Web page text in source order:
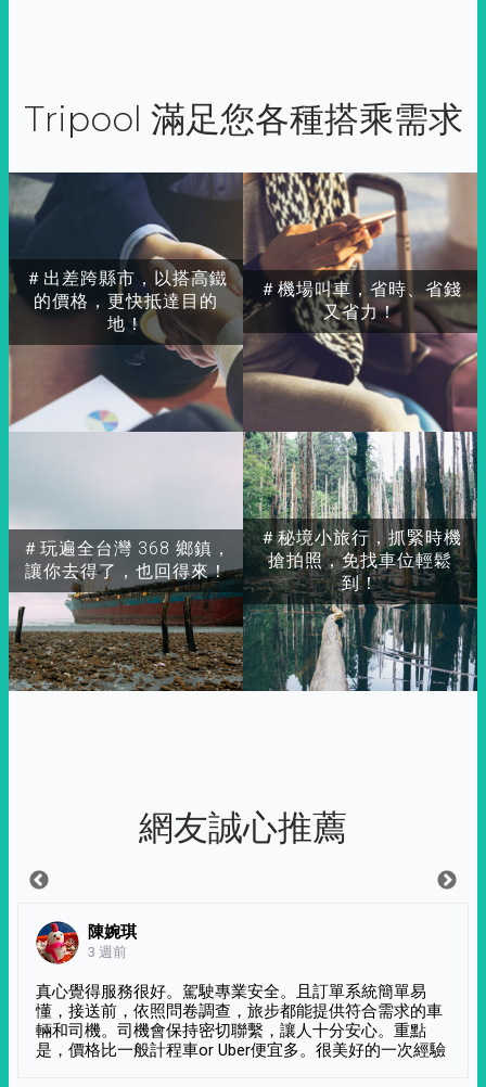
Tripool 滿足您各種搭乘需求
＃出差跨縣市，以搭高鐵
的價格，更快抵達目的
地！
＃玩遍全台灣 368 鄉鎮，
讓你去得了，也回得來！
＃秘境小旅行，抓緊時機
搶拍照，免找車位輕鬆
到！
＃機場叫車，省時、省錢
又省力！
網友誠心推薦
陳婉琪
3 週前
真心覺得服務很好。駕駛專業安全。且訂單系統簡單易
懂，接送前，依照問卷調查，旅步都能提供符合需求的車
輛和司機。司機會保持密切聯繫，讓人十分安心。重點
是，價格比一般計程車or Uber便宜多。很美好的一次經驗